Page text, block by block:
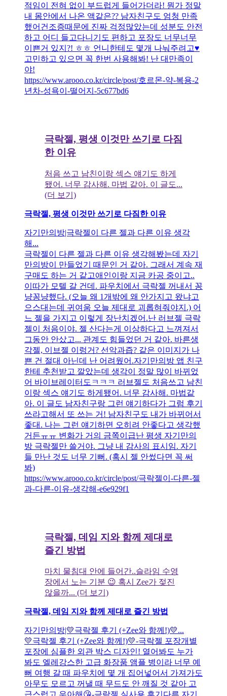
적임이 전혀 없이 부드럽게 들어가더라! 뭔가 정말
내 몸안에서 나온 액같은?? 남자친구도 엄청 만족
했어건조증때문에 진짜 걱정많았는데 성분도 안전
하고 어디 들고다니기도 편하고 포장도 너무너무
이쁜거 있지?! ㅎㅎ 언니한테도 몇개 나눠주려고♥️
고민하고 있으면 꼭 한번 사용해봐! 난 대만족이
야!
https://www.arooo.co.kr/circle/post/호르몬-약-복용-2
년차-성욕이-떨어지-5c677bd6
극락젤, 평생 이것만 쓰기로 다짐
한 이유
처음 쓰고 남친이랑 섹스 얘기도 하게
됐어. 너무 감사해. 마법 같아. 이 글도...
(더 보기)
극락젤, 평생 이것만 쓰기로 다짐한 이유
자기만의방|극락젤이 다른 젤과 다른 이유 생각
해...
극락젤이 다른 젤과 다른 이유 생각해봤는데 자기
만의방이 만들었기 때문인 거 같아. 그래서 계속 재
구매도 하는 거 같고애인이랑 지금 카공 중이고..
이따가 모텔 갈 건데. 파우치에서 극락젤 꺼내서 꽁
냥꽁냥했다. (오늘 왜 1개밖에 왜 안가지고 왔냐고
으스대는데 귀여움 오늘 제대로 괴롭혀줘야지.) 어
느 젤을 가지고 이렇게 장난치겠어.난 러브젤 극락
젤이 처음이야. 젤 산다는게 이상하다고 느껴져서
그동안 안샀고... 관계도 힘들었던 거 같아. 바른생
각젤, 이브젤 이렁거? 선악과즙? 같은 이미지가 나
쁜 건 절대 아닌데 난 어려웠어.자기만의방 앱 친구
한테 추천받고 깔았는데 생각이 정말 많이 바뀌었
어 바이브레이터도ㅋㅋㅋ 러브젤도 처음쓰고 남친
이랑 섹스 얘기도 하게됐어. 너무 감사해. 마법같
아. 이 글도 남자친구랑 그런 얘기하다가 그럼 후기
쓰라고해서 또 쓰는 거! 남자친구도 내가 바뀌어서
좋대. 나는 그런 얘기하면 오히려 안좋다고 생각했
거든ㅠㅠ 변화가 거의 금쪽이급난 평생 자기만의
방 극락젤만 쓸거야. 그냥 내 감사의 표시임. 자기
들 만난 것도 너무 기뻐. (혹시 젤 안썼다면 꼭 써
봐)
https://www.arooo.co.kr/circle/post/극락젤이-다른-젤
과-다른-이유-생각해-e6e929f1
극락젤, 데임 지와 함께 제대로
즐긴 방법
마치 물침대 안에 들어간..슬라임 수영
장에서 노는 기분 😉 혹시 Zee가 젖진
않을까... (더 보기)
극락젤, 데임 지와 함께 제대로 즐긴 방법
자기만의방|💛극락젤 후기 (+Zee와 함께!)💛...
💛극락젤 후기 (+Zee와 함께!)💛-극락젤 포장개별
포장에 심플한 외관 박스 디자인! 열어봐도 누가
봐도 엘레강스한 고급 화장품 앰플 병이라 너무 예
뻐 여행 갈 때 파우치에 몇 개 집어넣어서 가져가도
아무도 모르고 꺼낼 때 무드도 안 깨질 것 같아 고